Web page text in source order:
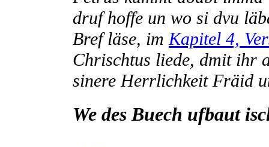
druf hoffe un wo si dvu
Bref läse, imKapitel 4,
Chrischtus liede, dmit ihr
sinere Herrlichkeit Fräid
We des Buech ufbaut